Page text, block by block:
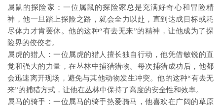
属鼠的探险家：一位属鼠的探险家总是充满好奇心和冒险精
神，他一旦踏上探险之路，就会全力以赴，直到达成目标或耗
尽体力才肯罢休。他的这种“有去无来”的精神，让他成为了探
险界的佼佼者。
属虎的猎人：一位属虎的猎人擅长独自行动，他凭借敏锐的直
觉和强大的力量，在丛林中捕猎猎物。每次捕猎成功后，他都
会迅速离开现场，避免与其他动物发生冲突。他的这种“有去无
来”的捕猎方式，让他在丛林中保持了高度的安全性和效率。
属马的骑手：一位属马的骑手热爱骑马，他喜欢在广阔的草原